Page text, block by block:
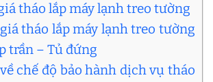
tháo lắp máy lạnh treo tường
giá tháo lắp máy lạnh treo tường
trần – Tủ đứng
chế độ bảo hành dịch vụ tháo